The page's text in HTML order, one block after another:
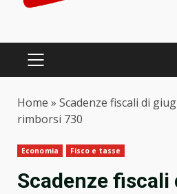
PRIMARY
Home » Scadenze fiscali di
rimborsi 730
Economia Fisco e tasse
Scadenze fiscali